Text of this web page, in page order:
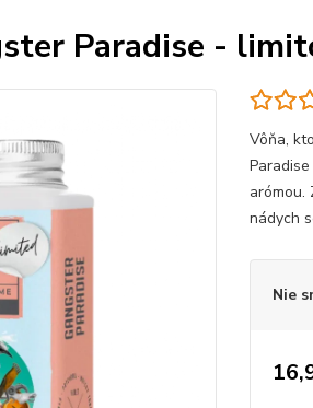
Paradise -
Vôňa,
arómou.
nádych
Nie